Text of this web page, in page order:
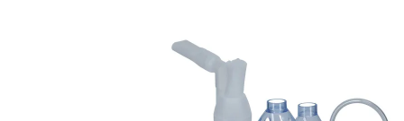
alergii
stimularea sistemului imunitar
creșterea imunității copiilor și adulților